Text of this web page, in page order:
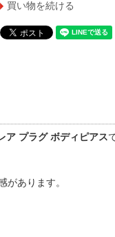
買い物を続ける
ア プラグ ボディピアス
があります。